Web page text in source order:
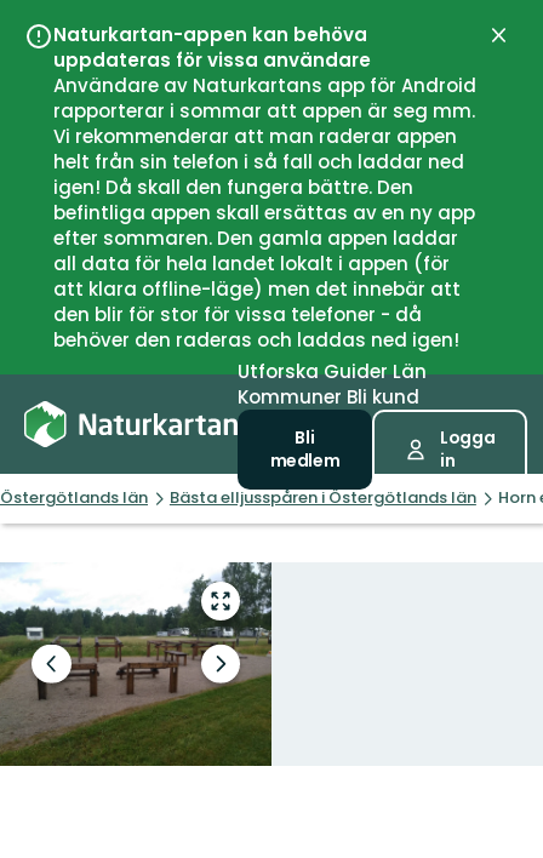
Naturkartan-appen kan behöva
uppdateras för vissa användare
Användare av Naturkartans app för Android
rapporterar i sommar att appen är seg mm.
Vi rekommenderar att man raderar appen
helt från sin telefon i så fall och laddar ned
igen! Då skall den fungera bättre. Den
befintliga appen skall ersättas av en ny app
efter sommaren. Den gamla appen laddar
all data för hela landet lokalt i appen (för
att klara offline-läge) men det innebär att
den blir för stor för vissa telefoner - då
behöver den raderas och laddas ned igen!
UtforskaGuiderLän
Kommuner Bli kund
Bli
medlem
Logga
in
Östergötlands län Bästa elljusspåren i Östergötlands län Horn
Gå
till
helskärmsläge
Föregående
bild
Nästa
bildspel